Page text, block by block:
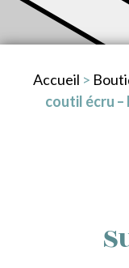
Accueil >
coutil écru –